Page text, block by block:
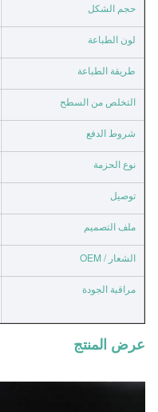
حجم الشكل
لون الطباعة
طريقة الطباعة
التخلص من السطح
شروط الدفع
نوع الحزمة
توصيل
ملف التصميم
الشعار / OEM
مراقبة الجودة
عرض المنتج